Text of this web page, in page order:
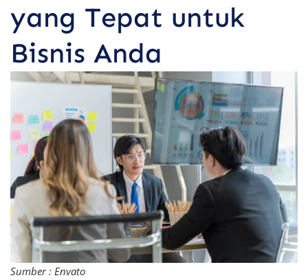
yang Tepat untuk
Bisnis Anda
Sumber : Envato